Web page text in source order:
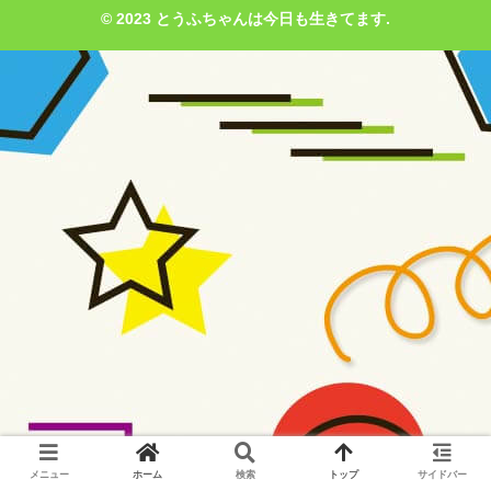
© 2023 とうふちゃんは今日も生きてます.
メニュー ホーム 検索 トップ サイドバー